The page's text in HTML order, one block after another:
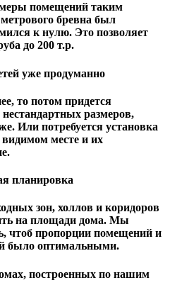
помещений таким
бревна был
к нулю. Это позволяет
до 200 т.р.
уже продуманно
то потом придется
нестандартных размеров,
Или потребуется установка
месте и их
планировка
зон, холлов и коридоров
на площади дома. Мы
чтоб пропорции помещений и
было оптимальными.
построенных по нашим